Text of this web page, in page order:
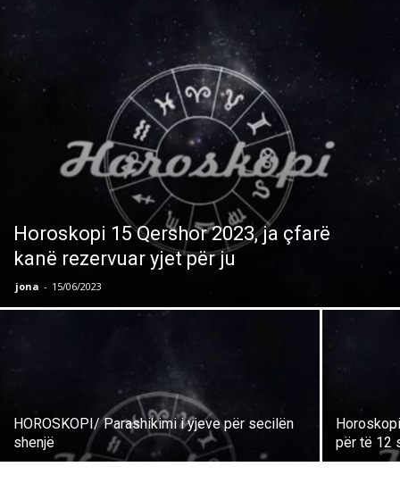
Horoskopi 15 Qershor 2023, ja çfarë
kanë rezervuar yjet për ju
jona - 15/06/2023
HOROSKOPI/ Parashikimi i yjeve për secilën
shenjë
për të 12